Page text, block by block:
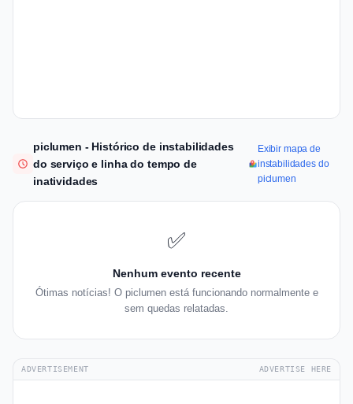
piclumen - Histórico de instabilidades
do serviço e linha do tempo de
inatividades
Exibir mapa de
instabilidades do
piclumen
✅
Nenhum evento recente
Ótimas notícias! O piclumen está funcionando normalmente e
sem quedas relatadas.
ADVERTISEMENT ADVERTISE HERE